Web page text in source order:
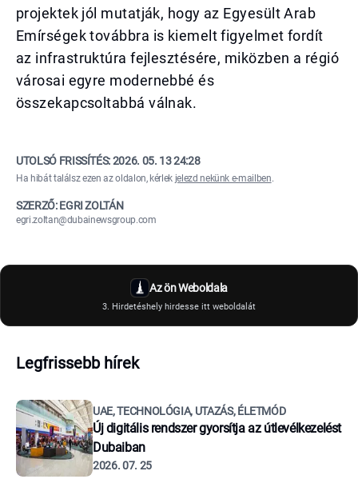
projektek jól mutatják, hogy az Egyesült Arab
Emírségek továbbra is kiemelt figyelmet fordít
az infrastruktúra fejlesztésére, miközben a régió
városai egyre modernebbé és
összekapcsoltabbá válnak.
UTOLSÓ FRISSÍTÉS:2026. 05. 13 24:28
Ha hibát találsz ezen az oldalon, kérlek jelezd nekünk e-mailben.
SZERZŐ: EGRI ZOLTÁN
egri.zoltan@dubainewsgroup.com
Az ön Weboldala
3. Hirdetéshely hirdesse itt weboldalát
Legfrissebb hírek
UAE, TECHNOLÓGIA, UTAZÁS, ÉLETMÓD
Új digitális rendszer gyorsítja az útlevélkezelést
Dubaiban
2026. 07. 25